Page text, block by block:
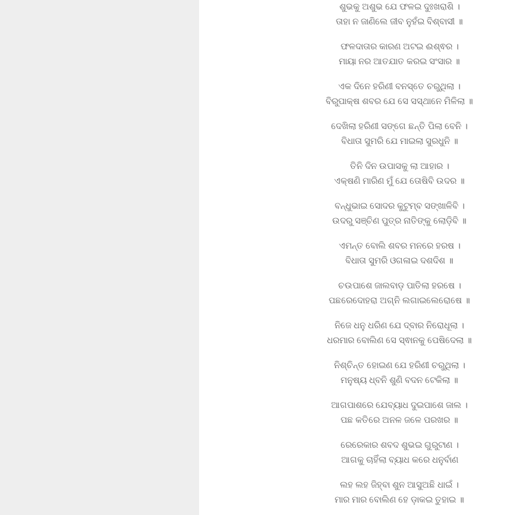
ଶୁଭକୁ ଅଶୁଭ ଯେ ଫଳଇ ଦୁଃଖରାଶି ।
ତାହା ନ ଜାଣିଲେ ଜୀବ ନୁହଁଇ ବିଶ୍ବାସୀ ॥
ଫଳଦାତାର କାରଣ ଅଟଇ ଈଶ୍ଵର ।
ମାୟା ନର ଆତଯାତ କରଇ ସଂସାର ॥
ଏକ ଦିନେ ହରିଣୀ ବନସ୍ତେ ଚରୁଥିଲା ।
ବିରୁପାକ୍ଷ ଶବର ଯେ ସେ ସସ୍ଥାନେ ମିଳିଲା ॥
ଦେଖିଲା ହରିଣୀ ସଙ୍ଗେ ଛନ୍ତି ପିଲା ବେନି ।
ବିଧାତା ସୁମରି ଯେ ମାଇଲା ସୁରଧୁନି ॥
ତିନି ଦିନ ଉପାସକୁ ଲା ଆହାର ।
ଏକ୍ଷଣି ମାରିଣ ମୁଁ ଯେ ତୋଷିବି ଉଦର ॥
ବନ୍ଧୁଭାଇ ସୋଦର କୁଟୁମ୍ବ ସଙ୍ଖାଳିବି ।
ଉଦରୁ ସଞ୍ଚିଣ ପୁତ୍ର ନାତିଙ୍କୁ ଲୋଡ଼ିବି ॥
ଏମନ୍ତ ବୋଲି ଶବର ମନରେ ହରଷ ।
ବିଧାତା ସୁମରି ଓଗଳାଇ ଦଶଦିଶ ॥
ଚଉପାଶେ ଜାଲବାଡ଼ ପାତିଲା ହରଷେ ।
ପଛରେଦୋହରା ଅଗ୍ନି ଲଗାଇଲେରୋଷେ ॥
ନିଜେ ଧନୁ ଧରିଣ ଯେ ଦ୍ବାର ନିରୋଧୂଲା ।
ଧରମାର ବୋଲିଣ ସେ ସ୍ଵାନକୁ ପେଷିଦେଲା ॥
ନିଶ୍ଚିନ୍ତ ହୋଇଣ ଯେ ହରିଣୀ ଚରୁଥିଲା ।
ମନୁଷ୍ୟ ଧ୍ବନି ଶୁଣି ବଦନ ଟେକିଲା ॥
ଆଗପାଶରେ ଯେବ୍ୟାଧ ଦୁଇପାଶେ ଜାଲ ।
ପଛ କତିରେ ଅନଳ ଜଳେ ପରଖର ॥
ରେରେକାର ଶବଦ ଶୁଭଇ ଗୁରୁଟାଣ ।
ଆଗକୁ ଚାହିଁଲା ବ୍ୟାଧ କରେ ଧନୁର୍ବାଣ
ଲହ ଲହ ଜିହ୍ବା ଶୁନ ଆସୁଅଛି ଧାଇଁ ।
ମାର ମାର ବୋଲିଣ ହେ ଡ଼ାକଇ ତୁହାଇ ॥